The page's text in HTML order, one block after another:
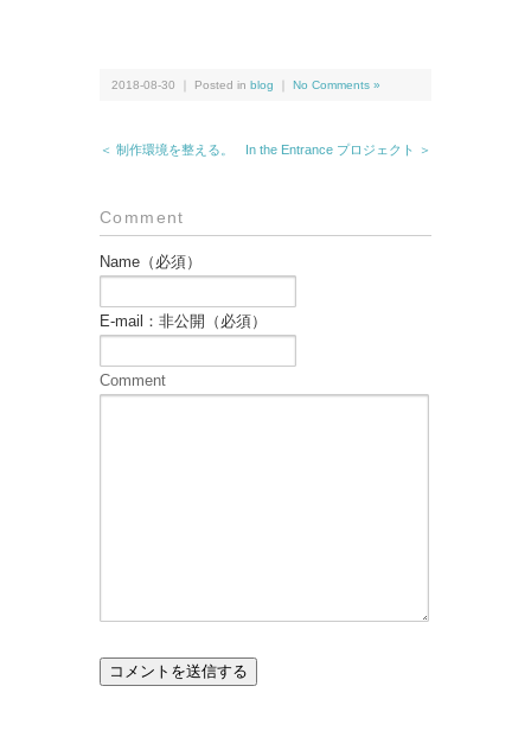
2018-08-30 ｜ Posted in blog No Comments »
＜ 制作環境を整える。 In the Entrance プロジェクト ＞
Comment
Name（必須）
E-mail：非公開（必須）
Comment